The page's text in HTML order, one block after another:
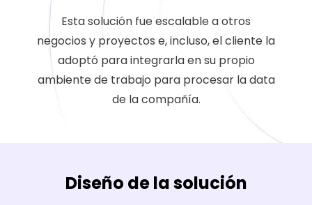
Esta solución fue escalable a otros
negocios y proyectos e, incluso, el cliente la
adoptó para integrarla en su propio
ambiente de trabajo para procesar la data
de la compañía.
Diseño de la solución